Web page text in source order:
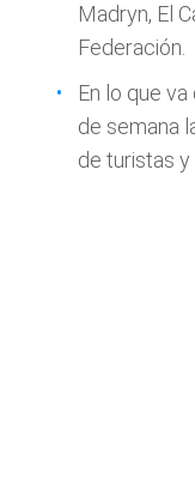
Madryn, El
Federación.
En lo que
de semana
de turistas y